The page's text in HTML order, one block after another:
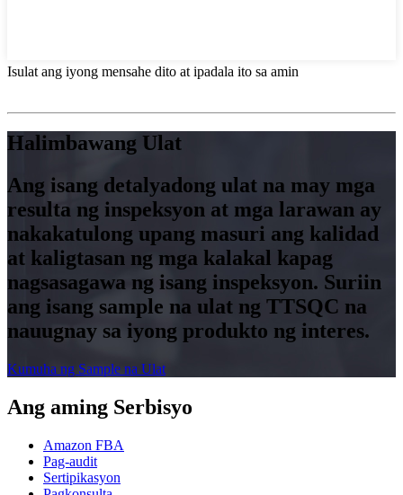
Isulat ang iyong mensahe dito at ipadala ito sa amin
Halimbawang Ulat
Ang isang detalyadong ulat na may mga
resulta ng inspeksyon at mga larawan ay
nakakatulong upang masuri ang kalidad
at kaligtasan ng mga kalakal kapag
nagsasagawa ng isang inspeksyon. Suriin
ang isang sample na ulat ng TTSQC na
nauugnay sa iyong produkto ng interes.
Kumuha ng Sample na Ulat
Ang aming Serbisyo
Amazon FBA
Pag-audit
Sertipikasyon